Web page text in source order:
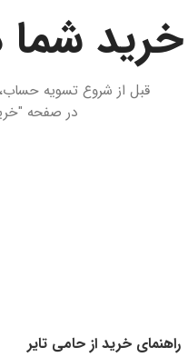
قبل از شروع تسویه
در صفحه
راهنمای خرید از حامی تایر